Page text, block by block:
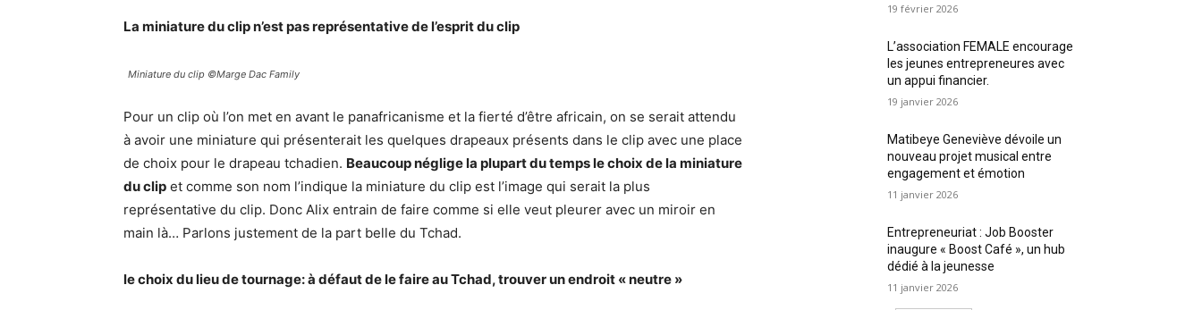
La miniature du clip n’est pas représentative de l’esprit du clip
Miniature du clip ©Marge Dac Family
Pour un clip où l’on met en avant le panafricanisme et la fierté d’être africain, on se serait attendu
à avoir une miniature qui présenterait les quelques drapeaux présents dans le clip avec une place
de choix pour le drapeau tchadien. Beaucoup néglige la plupart du temps le choix de la miniature
du clip et comme son nom l’indique la miniature du clip est l’image qui serait la plus
représentative du clip. Donc Alix entrain de faire comme si elle veut pleurer avec un miroir en
main là… Parlons justement de la part belle du Tchad.
le choix du lieu de tournage: à défaut de le faire au Tchad, trouver un endroit « neutre »
19 février 2026
L’association FEMALE encourage
les jeunes entrepreneures avec
un appui financier.
19 janvier 2026
Matibeye Geneviève dévoile un
nouveau projet musical entre
engagement et émotion
11 janvier 2026
Entrepreneuriat : Job Booster
inaugure « Boost Café », un hub
dédié à la jeunesse
11 janvier 2026